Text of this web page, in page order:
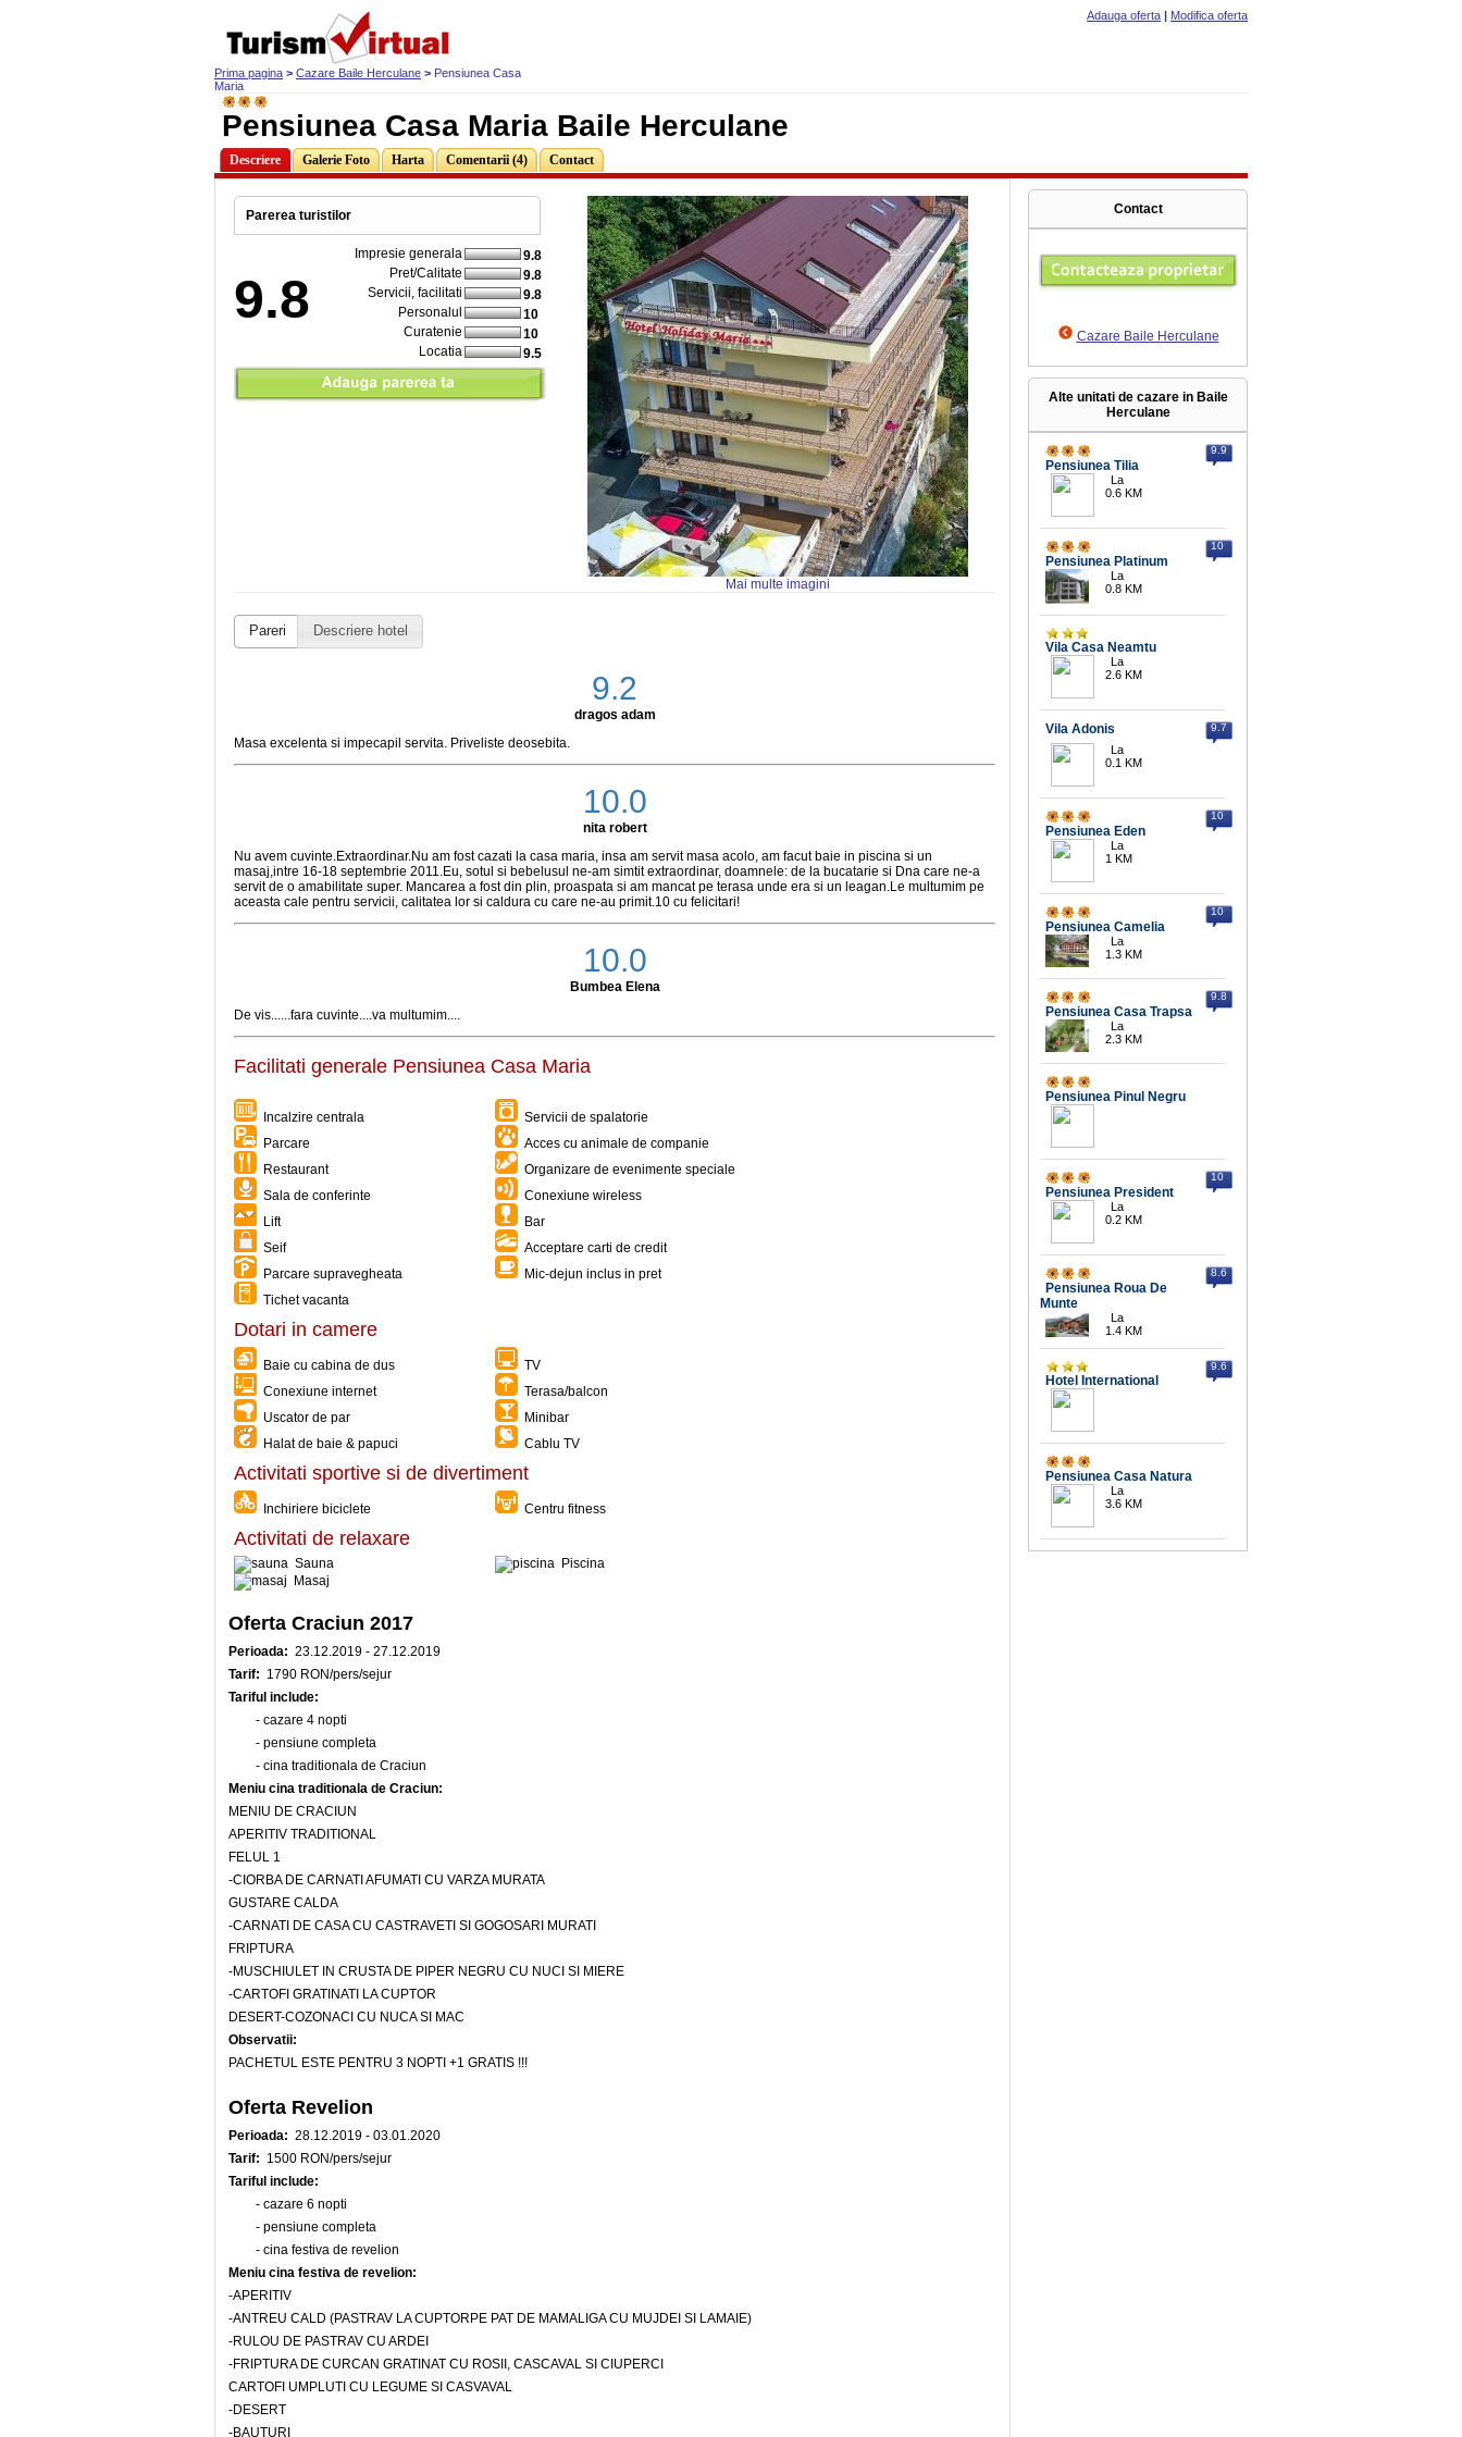
Prima pagina > Cazare Baile Herculane > Pensiunea Casa
Maria
Adauga oferta | Modifica oferta
Pensiunea Casa Maria Baile Herculane
Descriere Galerie Foto Harta Comentarii (4) Contact
Parerea turistilor
9.8
Impresie generala
9.8
Pret/Calitate
9.8
Servicii, facilitati
9.8
Personalul
10
Curatenie
10
Locatia
9.5
Mai multe imagini
Pareri Descriere hotel
9.2
dragos adam
Masa excelenta si impecapil servita. Priveliste deosebita.
10.0
nita robert
Nu avem cuvinte.Extraordinar.Nu am fost cazati la casa maria, insa am servit masa acolo, am facut baie in piscina si un
masaj,intre 16-18 septembrie 2011.Eu, sotul si bebelusul ne-am simtit extraordinar, doamnele: de la bucatarie si Dna care ne-a
servit de o amabilitate super. Mancarea a fost din plin, proaspata si am mancat pe terasa unde era si un leagan.Le multumim pe
aceasta cale pentru servicii, calitatea lor si caldura cu care ne-au primit.10 cu felicitari!
10.0
Bumbea Elena
De vis......fara cuvinte....va multumim....
Facilitati generale Pensiunea Casa Maria
Incalzire centrala
Servicii de spalatorie
Parcare
Acces cu animale de companie
Restaurant
Organizare de evenimente speciale
Sala de conferinte
Conexiune wireless
Lift
Bar
Seif
Acceptare carti de credit
Parcare supravegheata
Mic-dejun inclus in pret
Tichet vacanta
Dotari in camere
Baie cu cabina de dus
TV
Conexiune internet
Terasa/balcon
Uscator de par
Minibar
Halat de baie & papuci
Cablu TV
Activitati sportive si de divertiment
Inchiriere biciclete Centru fitness
Activitati de relaxare
Sauna
Piscina
Masaj
Oferta Craciun 2017
Perioada: 23.12.2019 - 27.12.2019
Tarif: 1790 RON/pers/sejur
Tariful include:
- cazare 4 nopti
- pensiune completa
- cina traditionala de Craciun
Meniu cina traditionala de Craciun:
MENIU DE CRACIUN
APERITIV TRADITIONAL
FELUL 1
-CIORBA DE CARNATI AFUMATI CU VARZA MURATA
GUSTARE CALDA
-CARNATI DE CASA CU CASTRAVETI SI GOGOSARI MURATI
FRIPTURA
-MUSCHIULET IN CRUSTA DE PIPER NEGRU CU NUCI SI MIERE
-CARTOFI GRATINATI LA CUPTOR
DESERT-COZONACI CU NUCA SI MAC
Observatii:
PACHETUL ESTE PENTRU 3 NOPTI +1 GRATIS !!!
Oferta Revelion
Perioada: 28.12.2019 - 03.01.2020
Tarif: 1500 RON/pers/sejur
Tariful include:
- cazare 6 nopti
- pensiune completa
- cina festiva de revelion
Meniu cina festiva de revelion:
-APERITIV
-ANTREU CALD (PASTRAV LA CUPTORPE PAT DE MAMALIGA CU MUJDEI SI LAMAIE)
-RULOU DE PASTRAV CU ARDEI
-FRIPTURA DE CURCAN GRATINAT CU ROSII, CASCAVAL SI CIUPERCI
CARTOFI UMPLUTI CU LEGUME SI CASVAVAL
-DESERT
-BAUTURI
Contact
Cazare Baile Herculane
Alte unitati de cazare in Baile
Herculane
Pensiunea Tilia
9.9
La
0.6 KM
Pensiunea Platinum
10
La
0.8 KM
Vila Casa Neamtu
La
2.6 KM
Vila Adonis 9.7
La
0.1 KM
Pensiunea Eden
10
La
1 KM
Pensiunea Camelia
10
La
1.3 KM
Pensiunea Casa Trapsa
9.8
La
2.3 KM
Pensiunea Pinul Negru
Pensiunea President
10
La
0.2 KM
Pensiunea Roua De
Munte
8.6
La
1.4 KM
Hotel International
9.6
Pensiunea Casa Natura
La
3.6 KM